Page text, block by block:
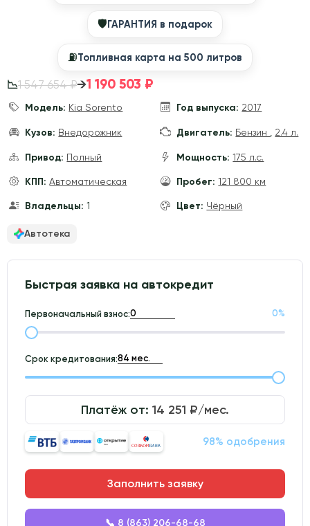
🛡ГАРАНТИЯ в подарок
⛽️Топливная карта на 500 литров
📉1 547 654 ₽→1 190 503 ₽
Модель: Kia Sorento Год выпуска: 2017
Кузов: Внедорожник Двигатель: Бензин 2.4 л.
Привод: Полный Мощность: 175 л.с.
КПП: Автоматическая Пробег: 121 800 км
Владельцы: 1 Цвет: Чёрный
Автотека
Быстрая заявка на автокредит
Первоначальный взнос: 0%
Срок кредитования:
Платёж от: 14 251 ₽/мес.
98% одобрения
Заполнить заявку
📞 8 (863) 206-68-68